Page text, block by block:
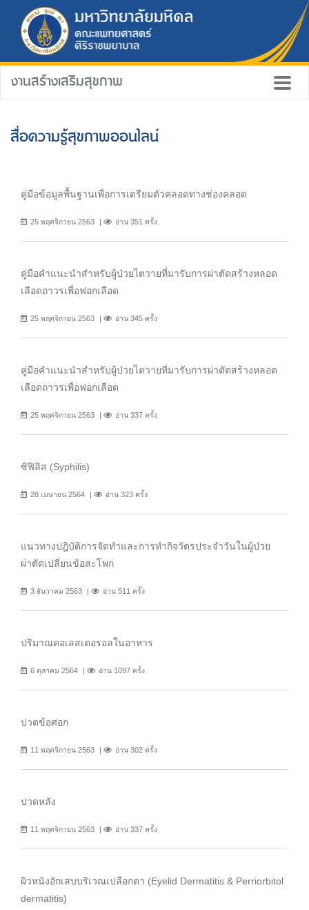
งานสร้างเสริมสุขภาพ
สื่อความรู้สุขภาพออนไลน์
คู่มือข้อมูลพื้นฐานเพื่อการเตรียมตัวคลอดทางช่องคลอด
25 พฤศจิกายน 2563 อ่าน 351 ครั้ง
คู่มือคำแนะนำสำหรับผู้ป่วยไตวายที่มารับการผ่าตัดสร้างหลอด
เลือดถาวรเพื่อฟอกเลือด
25 พฤศจิกายน 2563 อ่าน 345 ครั้ง
คู่มือคำแนะนำสำหรับผู้ป่วยไตวายที่มารับการผ่าตัดสร้างหลอด
เลือดถาวรเพื่อฟอกเลือด
25 พฤศจิกายน 2563 อ่าน 337 ครั้ง
ซิฟิลิส (Syphilis)
28 เมษายน 2564 อ่าน 323 ครั้ง
แนวทางปฎิบัติการจัดทำและการทำกิจวัตรประจำวันในผู้ป่วย
ผ่าตัดเปลี่ยนข้อสะโพก
3 ธันวาคม 2563 อ่าน 511 ครั้ง
ปริมาณคอเลสเตอรอลในอาหาร
6 ตุลาคม 2564 อ่าน 1097 ครั้ง
ปวดข้อศอก
11 พฤศจิกายน 2563 อ่าน 302 ครั้ง
ปวดหลัง
11 พฤศจิกายน 2563 อ่าน 337 ครั้ง
ผิวหนังอักเสบบริเวณเปลือกตา (Eyelid Dermatitis & Perriorbitol
dermatitis)